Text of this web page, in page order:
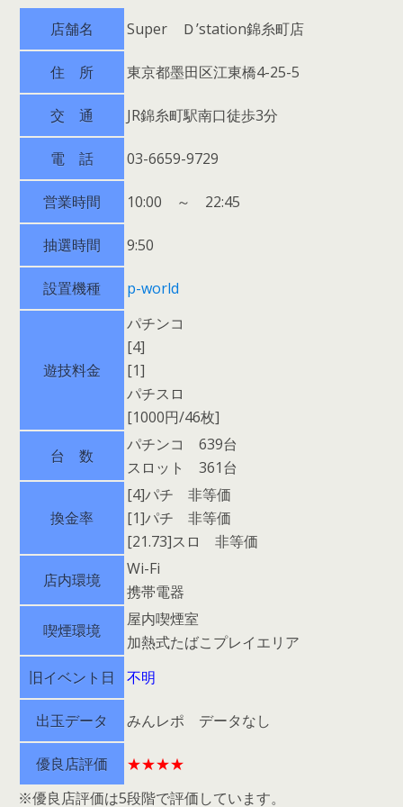
店舗名 Super Ｄ’station錦糸町店
住 所 東京都墨田区江東橋4-25-5
交 通 JR錦糸町駅南口徒歩3分
電 話 03-6659-9729
営業時間 10:00 ～ 22:45
抽選時間 9:50
設置機種 p-world
遊技料金
パチンコ
[4]
[1]
パチスロ
[1000円/46枚]
台 数
パチンコ 639台
スロット 361台
換金率
[4]パチ 非等価
[1]パチ 非等価
[21.73]スロ 非等価
店内環境
Wi-Fi
携帯電器
喫煙環境
屋内喫煙室
加熱式たばこプレイエリア
旧イベント日
不明
出玉データ みんレポ データなし
優良店評価
★★★★
※優良店評価は5段階で評価しています。